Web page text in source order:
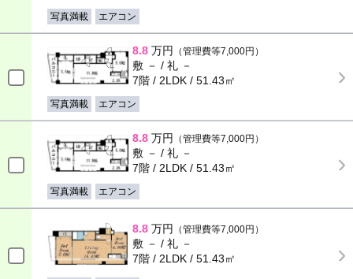
写真満載 エアコン
8.8 万円 （管理費等7,000円）
敷 － / 礼 －
7階 / 2LDK / 51.43㎡
写真満載 エアコン
8.8 万円 （管理費等7,000円）
敷 － / 礼 －
7階 / 2LDK / 51.43㎡
写真満載 エアコン
8.8 万円 （管理費等7,000円）
敷 － / 礼 －
7階 / 2LDK / 51.43㎡